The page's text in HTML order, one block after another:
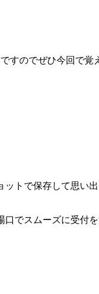
すのでぜひ今回で覚
トで保存して思い
でスムーズに受付